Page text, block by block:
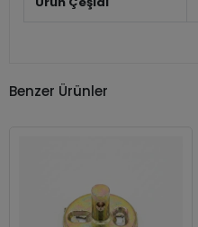
Benzer Ürünler